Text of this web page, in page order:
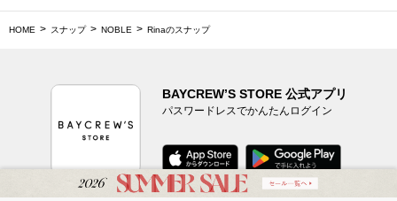
HOME スナップ NOBLE Rinaのスナップ
BAYCREW’S STORE 公式アプリ
パスワードレスでかんたんログイン